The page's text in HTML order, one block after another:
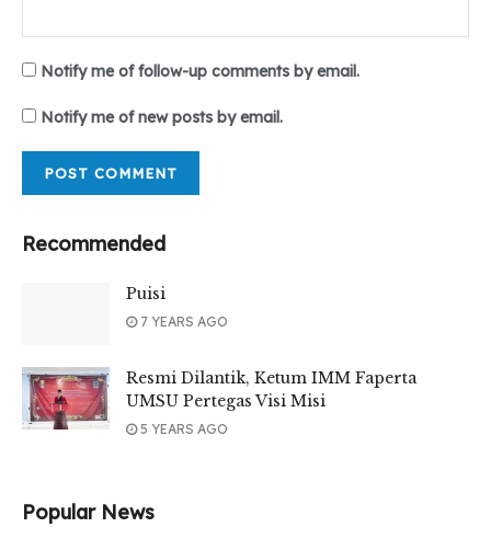
Notify me of follow-up comments by email.
Notify me of new posts by email.
Recommended
Puisi
7 YEARS AGO
Resmi Dilantik, Ketum IMM Faperta
UMSU Pertegas Visi Misi
5 YEARS AGO
Popular News